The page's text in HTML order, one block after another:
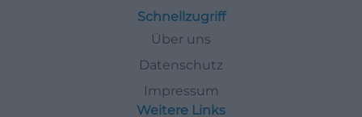
Schnellzugriff
Über uns
Datenschutz
Impressum
Weitere Links